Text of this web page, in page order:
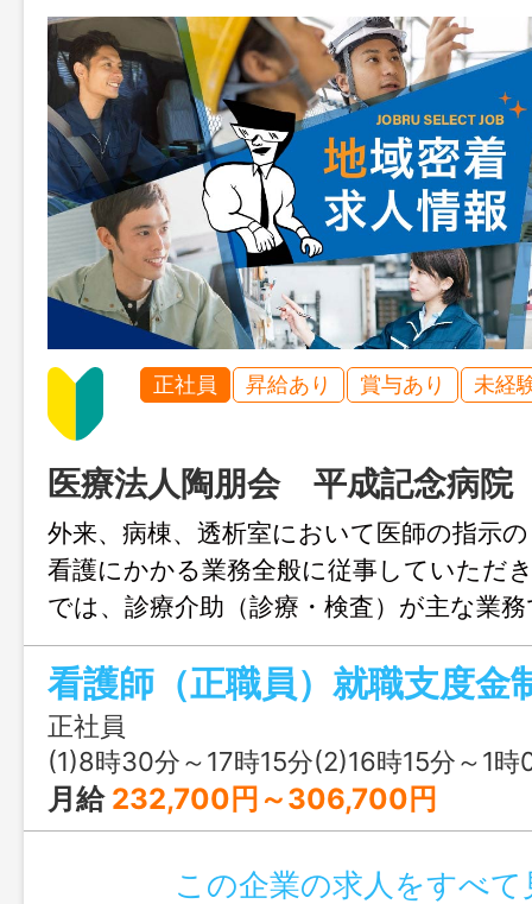
正社員 昇給あり 賞与あり 未経
医療法人陶朋会 平成記念病院
外来、病棟、透析室において医師の指示
看護にかかる業務全般に従事していただ
では、診療介助（診療・検査）が主な
には救急患者様対応および病棟補助業務
入院患者様の生活の援助、観察、医師の
術後の観察管理や治療介助業務。 ・透析
備、開始、透析中のバイタル等のチェッ
片付けなど、透析患者様の看護にかか
勤務１年後、２年目より育児・介護短
変更範囲：変更なし
看護師（正職員）就職支度金
正社員
(1)8時30分～17時15分(2)16時15分～1時00分
月給 232,700円～306,700円
この企業の求人をすべて